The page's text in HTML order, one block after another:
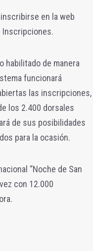
en la web
Inscripciones.
habilitado de manera
funcionará
las inscripciones,
los 2.400 dorsales
de sus posibilidades
para la ocasión.
“Noche de San
con 12.000